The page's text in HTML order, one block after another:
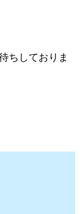
ちしておりま